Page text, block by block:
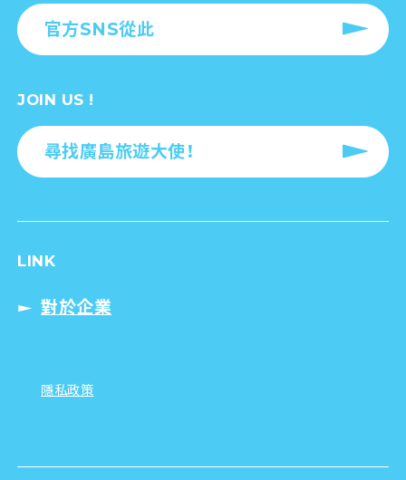
官方SNS從此
JOIN US !
尋找廣島旅遊大使！
LINK
對於企業
隱私政策